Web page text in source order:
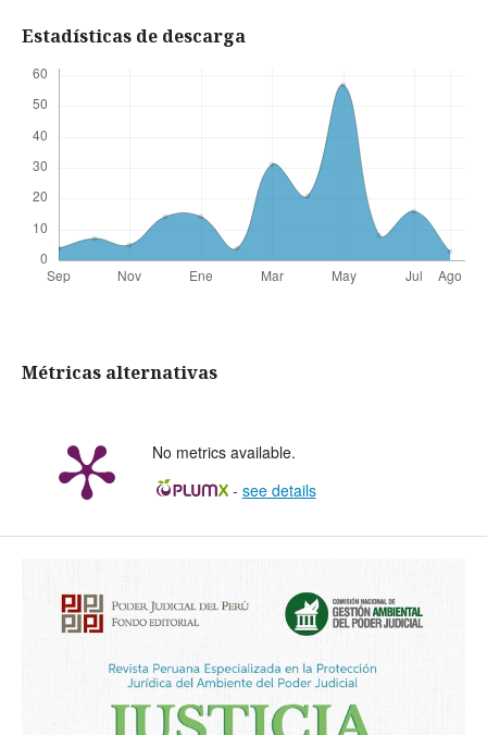
Estadísticas de descarga
Métricas alternativas
No metrics available.
- see details